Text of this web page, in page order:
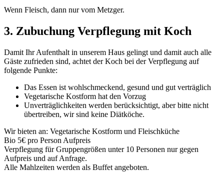
Wenn Fleisch, dann nur vom Metzger.
3. Zubuchung Verpflegung mit Koch
Damit Ihr Aufenthalt in unserem Haus gelingt und damit auch alle
Gäste zufrieden sind, achtet der Koch bei der Verpflegung auf
folgende Punkte:
Das Essen ist wohlschmeckend, gesund und gut verträglich
Vegetarische Kostform hat den Vorzug
Unverträglichkeiten werden berücksichtigt, aber bitte nicht
übertreiben, wir sind keine Diätköche.
Wir bieten an: Vegetarische Kostform und Fleischküche
Bio 5€ pro Person Aufpreis
Verpflegung für Gruppengrößen unter 10 Personen nur gegen
Aufpreis und auf Anfrage.
Alle Mahlzeiten werden als Buffet angeboten.